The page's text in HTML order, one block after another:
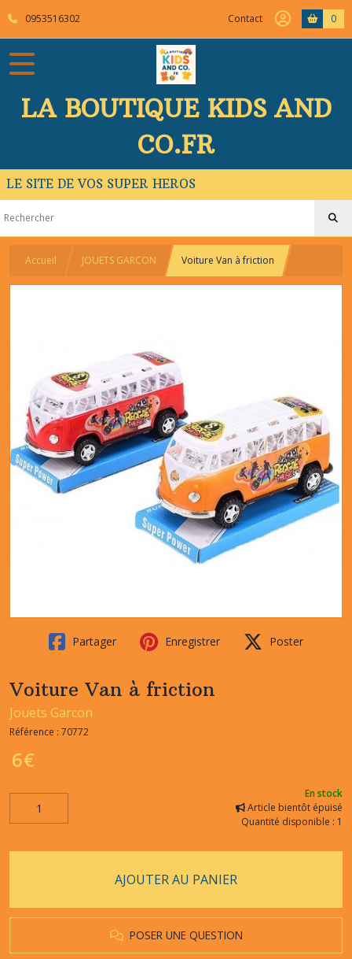
0953516302 Contact 0
LA BOUTIQUE KIDS AND
CO.FR
LE SITE DE VOS SUPER HEROS
Accueil JOUETS GARCON Voiture Van à friction
Partager Enregistrer Poster
Voiture Van à friction
Jouets Garcon
Référence : 70772
6€
En stock
Article bientôt épuisé
Quantité disponible : 1
AJOUTER AU PANIER
POSER UNE QUESTION